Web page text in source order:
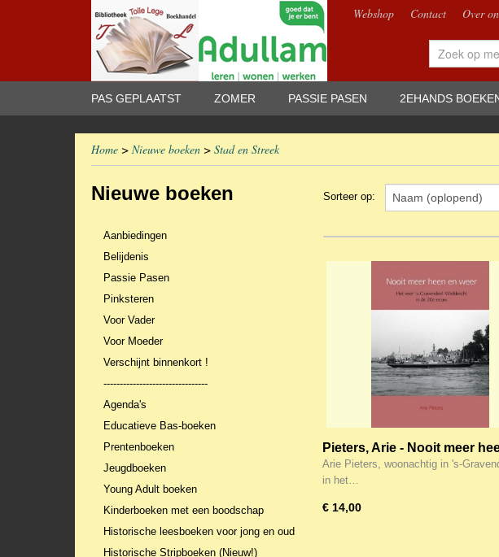
Webshop Contact Over
PAS GEPLAATST ZOMER PASSIE PASEN 2EHANDS
Home > Nieuwe boeken > Stad en Streek
Nieuwe boeken
Aanbiedingen
Belijdenis
Passie Pasen
Pinksteren
Voor Vader
Voor Moeder
Verschijnt binnenkort !
--------------------------------
Agenda's
Educatieve Bas-boeken
Prentenboeken
Jeugdboeken
Young Adult boeken
Kinderboeken met een boodschap
Historische leesboeken voor jong en oud
Historische Stripboeken (Nieuw!)
Sorteer op:
Pieters, Arie - Nooit meer
weer
Arie Pieters, woonachtig in 's-
in het…
€ 14,00